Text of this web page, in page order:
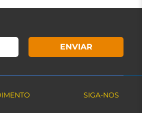
ENVIAR
SIGA-NOS